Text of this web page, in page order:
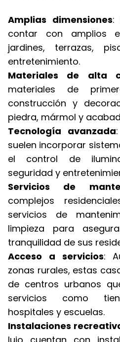
Amplias dimensiones:
contar con amplios
jardines, terrazas,
entretenimiento.
Materiales de alta
materiales de
construcción y
piedra, mármol y
Tecnología avanzada
suelen incorporar
el control de
seguridad y
Servicios de
complejos
servicios de
limpieza para
tranquilidad de sus
Acceso a servicios:
zonas rurales, estas
de centros urbanos
servicios como
hospitales y escuelas.
Instalaciones